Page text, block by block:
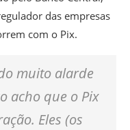
das empresas
com o Pix.
muito alarde
acho que o Pix
Eles (os